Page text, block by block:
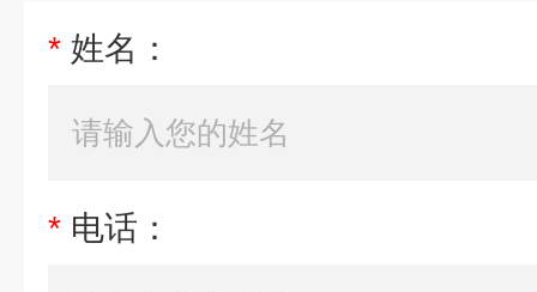
* 姓名：
* 电话：